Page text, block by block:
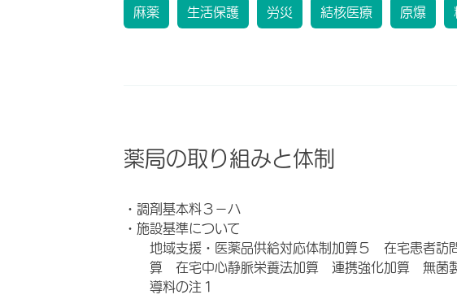
麻薬 生活保護 労災 結核医療 原爆
薬局の取り組みと体制
・調剤基本料３－ハ
・施設基準について
地域支援・医薬品供給対応体制加算５ 在宅患者
算 在宅中心静脈栄養法加算 連携強化加算 無菌
導料の注１